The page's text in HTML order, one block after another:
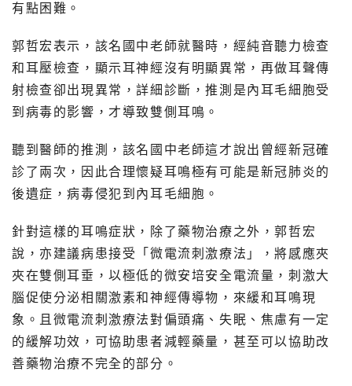
有點困難。
郭哲宏表示，該名國中老師就醫時，經純音聽力檢查
和耳壓檢查，顯示耳神經沒有明顯異常，再做耳聲傳
射檢查卻出現異常，詳細診斷，推測是內耳毛細胞受
到病毒的影響，才導致雙側耳鳴。
聽到醫師的推測，該名國中老師這才說出曾經新冠確
診了兩次，因此合理懷疑耳鳴極有可能是新冠肺炎的
後遺症，病毒侵犯到內耳毛細胞。
針對這樣的耳鳴症狀，除了藥物治療之外，郭哲宏
說，亦建議病患接受「微電流刺激療法」，將感應夾
夾在雙側耳垂，以極低的微安培安全電流量，刺激大
腦促使分泌相關激素和神經傳導物，來緩和耳鳴現
象。且微電流刺激療法對偏頭痛、失眠、焦慮有一定
的緩解功效，可協助患者減輕藥量，甚至可以協助改
善藥物治療不完全的部分。